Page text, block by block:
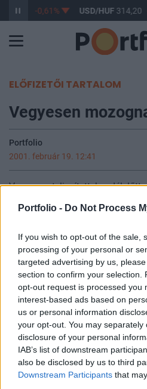
Portfolio - Do Not Process
If you wish to opt-out of the sale,
processing of your personal or
targeted advertising by us,
section to confirm your selection.
opt-out request is processed you
interest-based ads based on
us or personal information
your opt-out. You may
disclosure of your personal
IAB’s list of downstream
also be disclosed by us to third
Downstream Participants that
363,17 -0,61% USD/HUF 314,20
ELŐFIZETŐI TARTALOM
Vegyesen
Portfolio
2001. február 19. 12:41
Vegyesen teljesítettek a délelőtt
indexei, a legjobban a német
esett (-2%) a technológiai
árfolyamai gyengültek jobban.
illetve az autógyártó cégek
emelkedett.A DAX legjobbjai a
KEDVES OLVASÓNK!
A keresett cikk a portfolio.hu
tartozik, melynek olvasása
regisztrációhoz kötött.